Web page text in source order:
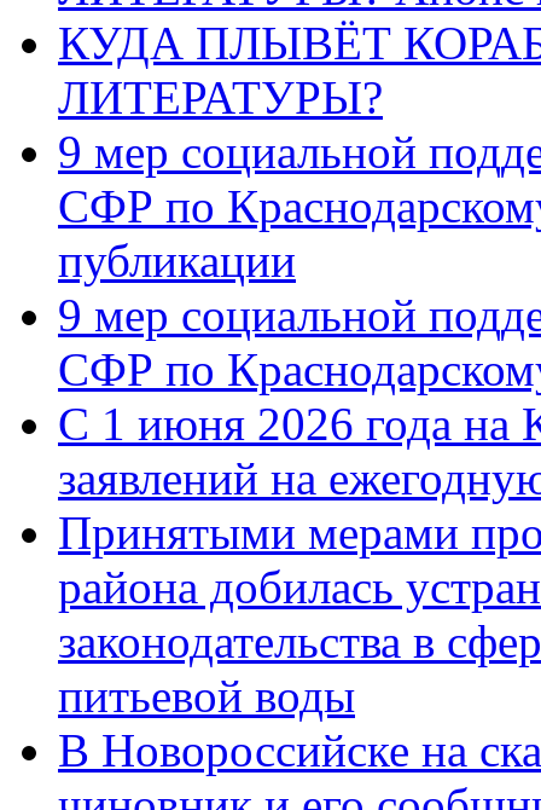
КУДА ПЛЫВЁТ
ЛИТЕРАТУРЫ?
9 мер социальной
СФР по
публикации
9 мер социальной
СФР по
С 1 июня 2026 года на
заявлений на
Принятыми мерами
района добилась
законодательства в
питьевой воды
В Новороссийске на